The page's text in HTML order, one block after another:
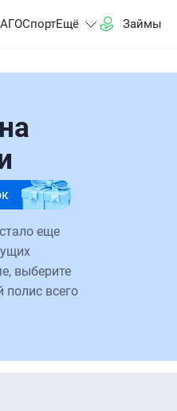
СпортЕщё Займы
еще
выберите
полис всего